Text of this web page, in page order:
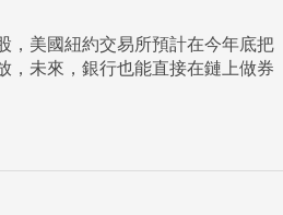
，美國紐約交易所預計在今年底把
，未來，銀行也能直接在鏈上做券